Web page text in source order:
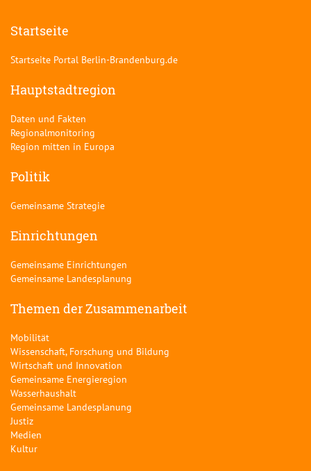
Startseite
Startseite Portal Berlin-Brandenburg.de
Hauptstadtregion
Daten und Fakten
Regionalmonitoring
Region mitten in Europa
Politik
Gemeinsame Strategie
Einrichtungen
Gemeinsame Einrichtungen
Gemeinsame Landesplanung
Themen der Zusammenarbeit
Mobilität
Wissenschaft, Forschung und Bildung
Wirtschaft und Innovation
Gemeinsame Energieregion
Wasserhaushalt
Gemeinsame Landesplanung
Justiz
Medien
Kultur